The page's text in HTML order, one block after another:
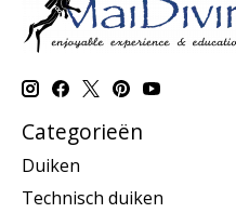
Categorieën
Duiken
Technisch duiken